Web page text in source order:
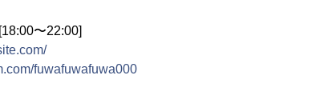
〜22:00]
fuwafuwafuwa000